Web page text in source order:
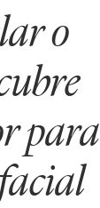
o
para